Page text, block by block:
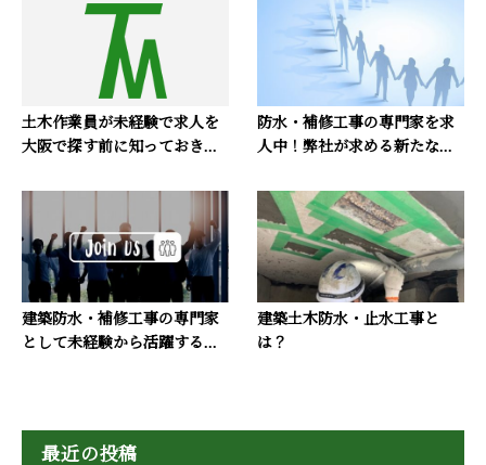
土木作業員が未経験で求人を
大阪で探す前に知っておき...
防水・補修工事の専門家を求
人中！弊社が求める新たな...
建築防水・補修工事の専門家
として未経験から活躍する...
建築土木防水・止水工事と
は？
最近の投稿